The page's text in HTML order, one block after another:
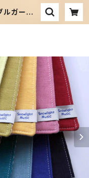
ガーゼ・